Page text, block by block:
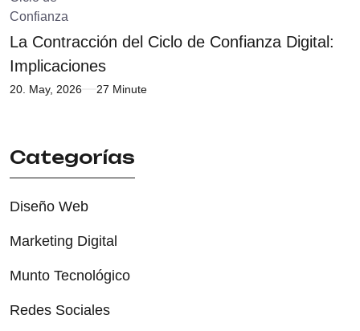
La Contracción del Ciclo de Confianza Digital:
Implicaciones
20. May, 2026 27 Minute
Categorías
Diseño Web
Marketing Digital
Munto Tecnológico
Redes Sociales